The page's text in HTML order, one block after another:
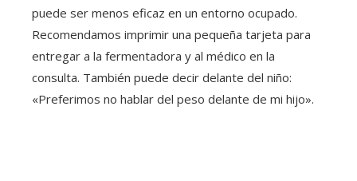
puede ser menos eficaz en un entorno ocupado.
Recomendamos imprimir una pequeña tarjeta para
entregar a la fermentadora y al médico en la
consulta. También puede decir delante del niño:
«Preferimos no hablar del peso delante de mi hijo».